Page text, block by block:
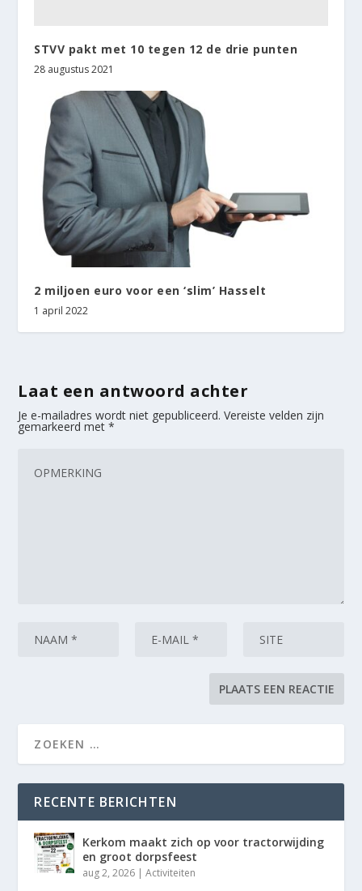
STVV pakt met 10 tegen 12 de drie punten
28 augustus 2021
2 miljoen euro voor een ‘slim’ Hasselt
1 april 2022
Laat een antwoord achter
Je e-mailadres wordt niet gepubliceerd. Vereiste velden zijn
gemarkeerd met*
RECENTE BERICHTEN
Kerkom maakt zich op voor tractorwijding
en groot dorpsfeest
aug 2, 2026 |Activiteiten